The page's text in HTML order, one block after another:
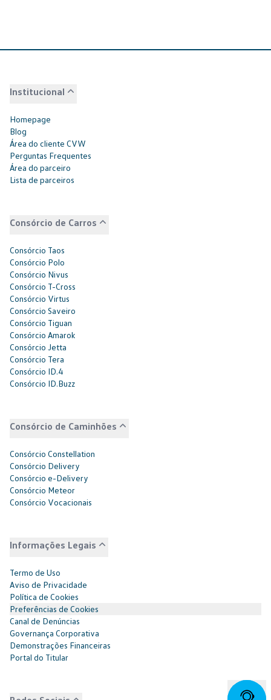
Institucional
Homepage
Blog
Área do cliente CVW
Perguntas Frequentes
Área do parceiro
Lista de parceiros
Consórcio de Carros
Consórcio Taos
Consórcio Polo
Consórcio Nivus
Consórcio T-Cross
Consórcio Virtus
Consórcio Saveiro
Consórcio Tiguan
Consórcio Amarok
Consórcio Jetta
Consórcio Tera
Consórcio ID.4
Consórcio ID.Buzz
Consórcio de Caminhões
Consórcio Constellation
Consórcio Delivery
Consórcio e-Delivery
Consórcio Meteor
Consórcio Vocacionais
Informações Legais
Termo de Uso
Aviso de Privacidade
Política de Cookies
Preferências de Cookies
Canal de Denúncias
Governança Corporativa
Demonstrações Financeiras
Portal do Titular